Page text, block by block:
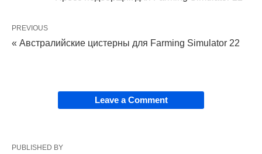
PREVIOUS
« Австралийские цистерны для Farming Simulator 22
Leave a Comment
PUBLISHED BY